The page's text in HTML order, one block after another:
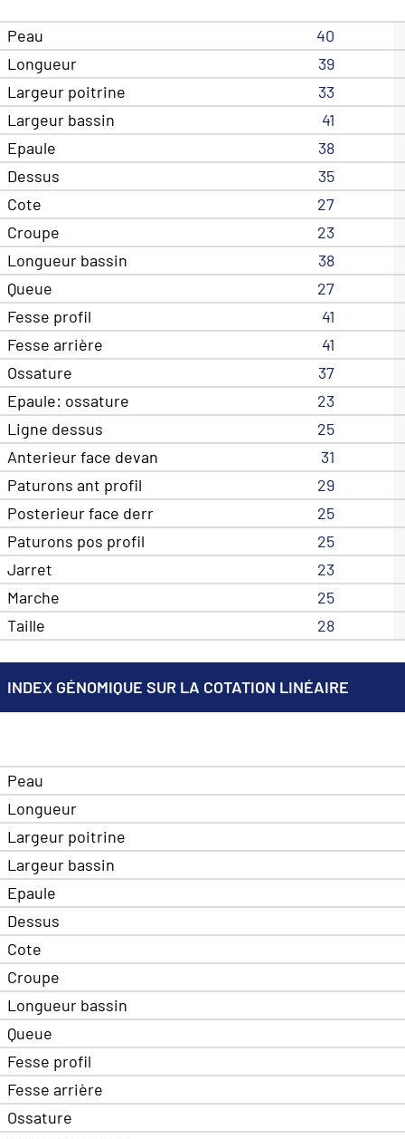
Peau
40
Longueur
39
Largeur poitrine
33
Largeur bassin
41
Epaule
38
Dessus
35
Cote
27
Croupe
23
Longueur bassin
38
Queue
27
Fesse profil
41
Fesse arrière
41
Ossature
37
Epaule: ossature
23
Ligne dessus
25
Anterieur face devan
31
Paturons ant profil
29
Posterieur face derr
25
Paturons pos profil
25
Jarret
23
Marche
25
Taille
28
INDEX GÉNOMIQUE SUR LA COTATION LINÉAIRE
Peau
Longueur
Largeur poitrine
Largeur bassin
Epaule
Dessus
Cote
Croupe
Longueur bassin
Queue
Fesse profil
Fesse arrière
Ossature